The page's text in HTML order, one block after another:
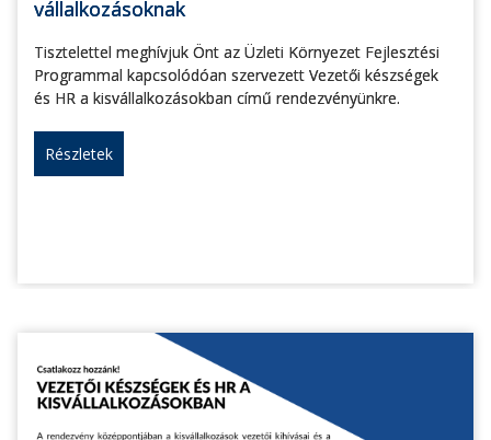
vállalkozásoknak
Tisztelettel meghívjuk Önt az Üzleti Környezet Fejlesztési
Programmal kapcsolódóan szervezett Vezetői készségek
és HR a kisvállalkozásokban című rendezvényünkre.
Részletek